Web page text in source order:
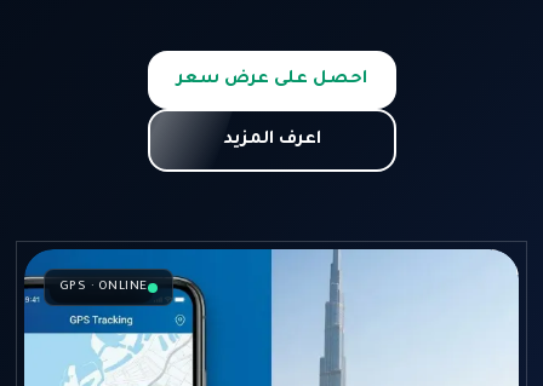
احصل على عرض سعر
اعرف المزيد
GPS · ONLINE